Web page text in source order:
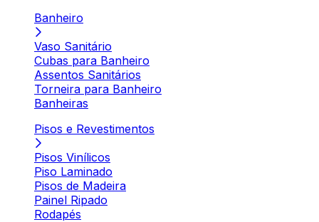
Banheiro
Vaso Sanitário
Cubas para Banheiro
Assentos Sanitários
Torneira para Banheiro
Banheiras
Pisos e Revestimentos
Pisos Vinílicos
Piso Laminado
Pisos de Madeira
Painel Ripado
Rodapés